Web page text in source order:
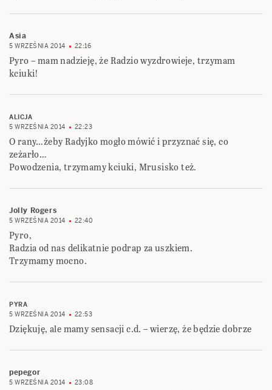
Asia
5 WRZEŚNIA 2014 22:16
Pyro – mam nadzieję, że Radzio wyzdrowieje, trzymam
kciuki!
ALICJA
5 WRZEŚNIA 2014
22:23
O rany…żeby Radyjko mogło mówić i przyznać się, co
zeżarło…
Powodzenia, trzymamy kciuki, Mrusisko też.
Jolly Rogers
5 WRZEŚNIA 2014 22:40
Pyro,
Radzia od nas delikatnie podrap za uszkiem.
Trzymamy mocno.
PYRA
5 WRZEŚNIA 2014
22:53
Dziękuję, ale mamy sensacji c.d. – wierzę, że będzie dobrze
pepegor
5 WRZEŚNIA 2014 23:08